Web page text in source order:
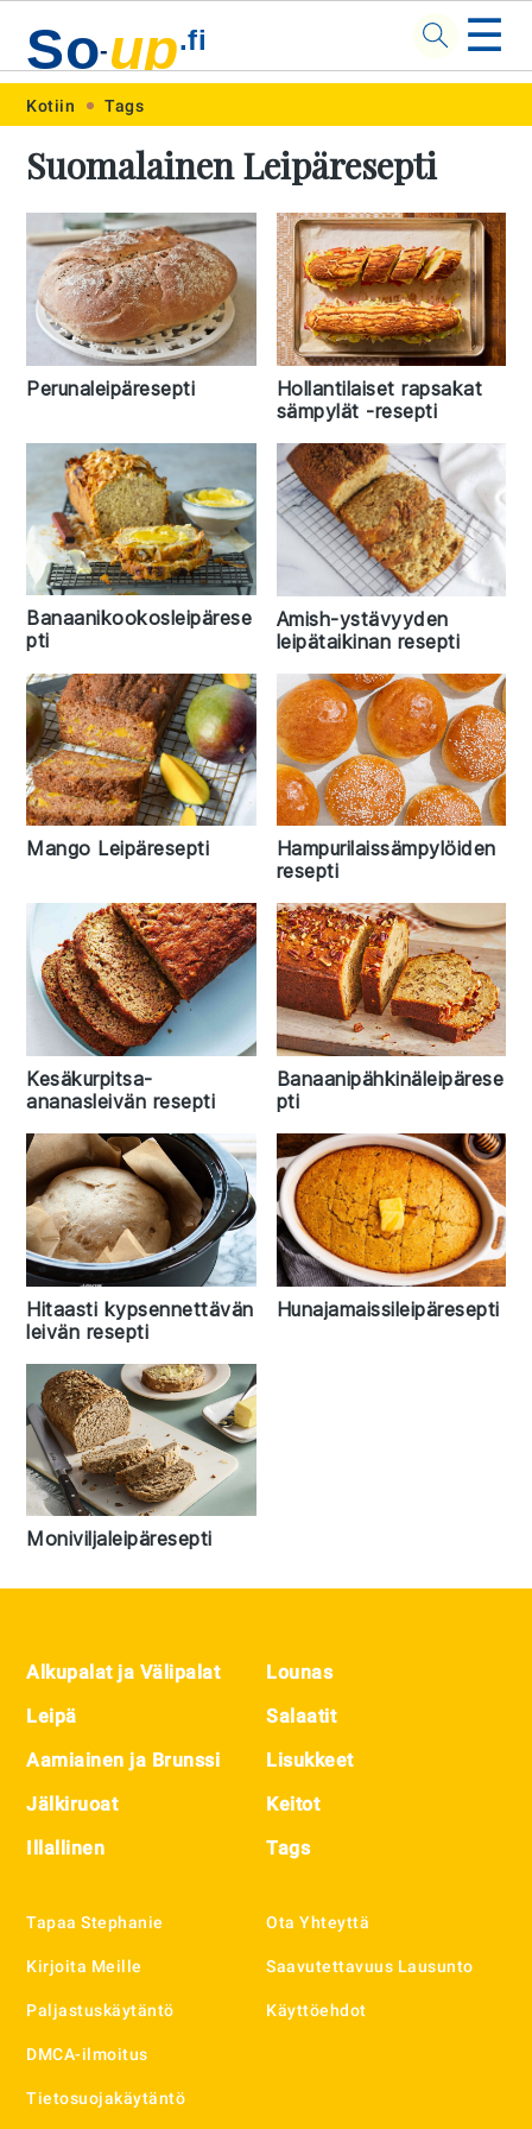
Skip
primary
navigation
Skip
main
content
Skip
primary
sidebar
Skip
footer
So-up.fi ☰
Kotiin Tags
Suomalainen Leipäresepti
Perunaleipäresepti
Hollantilaiset rapsakat
sämpylät -resepti
Banaanikookosleipärese
pti
Amish-ystävyyden
leipätaikinan resepti
Mango Leipäresepti
Hampurilaissämpylöiden
resepti
Kesäkurpitsa-
ananasleivän resepti
Banaanipähkinäleipärese
pti
Hitaasti kypsennettävän
leivän resepti
Hunajamaissileipäresepti
Moniviljaleipäresepti
Footer
Alkupalat ja Välipalat
Leipä
Aamiainen ja Brunssi
Jälkiruoat
Illallinen
Lounas
Salaatit
Lisukkeet
Keitot
Tags
Tapaa Stephanie
Kirjoita Meille
Paljastuskäytäntö
DMCA-ilmoitus
Tietosuojakäytäntö
Ota Yhteyttä
Saavutettavuus Lausunto
Käyttöehdot